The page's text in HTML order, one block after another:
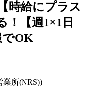
時給にプラス
！【週1×1日
でOK
業所(NRS))